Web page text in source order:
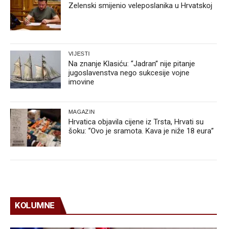
Zelenski smijenio veleposlanika u Hrvatskoj
VIJESTI
Na znanje Klasiću: “Jadran” nije pitanje
jugoslavenstva nego sukcesije vojne
imovine
MAGAZIN
Hrvatica objavila cijene iz Trsta, Hrvati su
šoku: “Ovo je sramota. Kava je niže 18 eura”
KOLUMNE